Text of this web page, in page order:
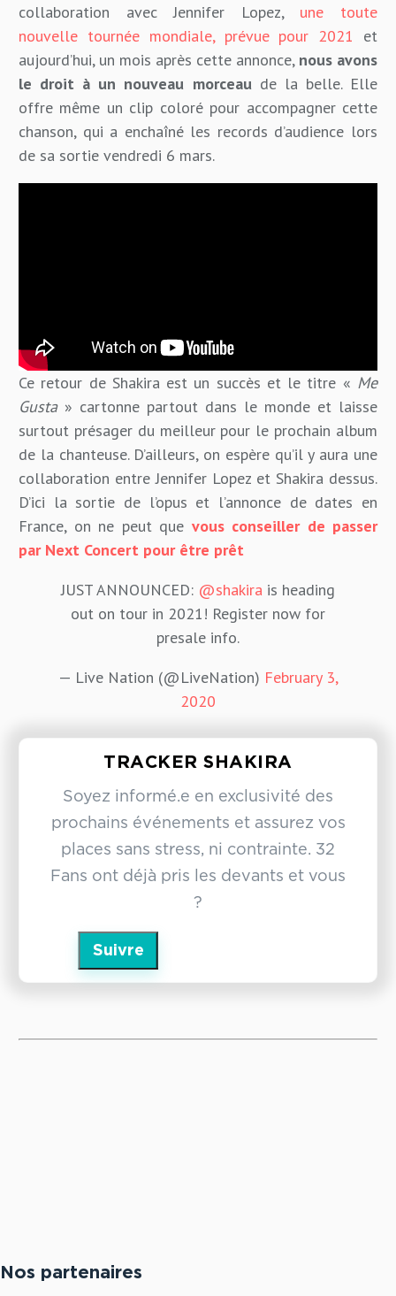
collaboration avec Jennifer Lopez, une toute
nouvelle tournée mondiale, prévue pour 2021 et
aujourd’hui, un mois après cette annonce, nous avons
le droit à un nouveau morceau de la belle. Elle
offre même un clip coloré pour accompagner cette
chanson, qui a enchaîné les records d’audience lors
de sa sortie vendredi 6 mars.
Ce retour de Shakira est un succès et le titre « Me
Gusta» cartonne partout dans le monde et laisse
surtout présager du meilleur pour le prochain album
de la chanteuse. D’ailleurs, on espère qu’il y aura une
collaboration entre Jennifer Lopez et Shakira dessus.
D’ici la sortie de l’opus et l’annonce de dates en
France, on ne peut que vous conseiller de passer
par Next Concert pour être prêt
JUST ANNOUNCED: @shakira is heading
out on tour in 2021! Register now for
presale info.
— Live Nation (@LiveNation) February 3,
2020
TRACKER SHAKIRA
Soyez informé.e en exclusivité des
prochains événements et assurez vos
places sans stress, ni contrainte. 32
Fans ont déjà pris les devants et vous
?
Suivre
Nos partenaires